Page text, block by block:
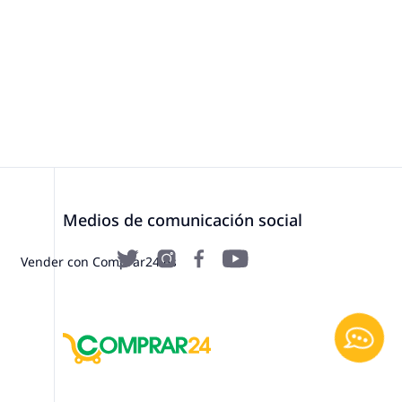
Vender con Comprar24.es
Medios de comunicación social